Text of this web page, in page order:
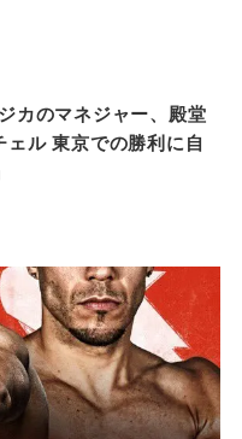
カのマネジャー、殿堂
ル 東京での勝利に自